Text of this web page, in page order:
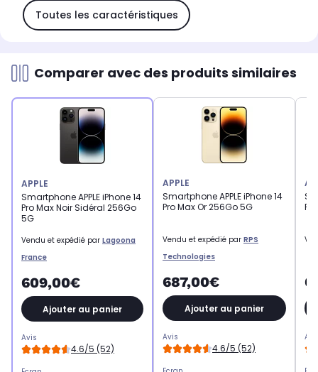
Toutes les caractéristiques
Comparer avec des produits similaires
APPLE
Smartphone APPLE iPhone 14
Pro Max Noir Sidéral 256Go
5G
Vendu et expédié par Lagoona
France
609,00€
Ajouter au panier
Avis
4.6/5 (52)
APPLE
Smartphone APPLE iPhone 14
Pro Max Or 256Go 5G
Vendu et expédié par RPS
Technologies
687,00€
Ajouter au panier
Avis
4.6/5 (52)